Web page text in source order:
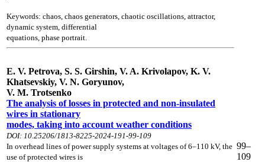
Keywords: chaos, chaos generators, chaotic oscillations, attractor,
dynamic system, differential
equations, phase portrait.
E. V. Petrova, S. S. Girshin, V. A. Krivolapov, K. V.
Khatsevskiy, V. N. Goryunov,
V. M. Trotsenko
The analysis of losses in protected and non-insulated
wires in stationary
modes, taking into account weather conditions
DOI: 10.25206/1813-8225-2024-191-99-109
In overhead lines of power supply systems at voltages of 6–110 kV, the
use of protected wires is
99–
109